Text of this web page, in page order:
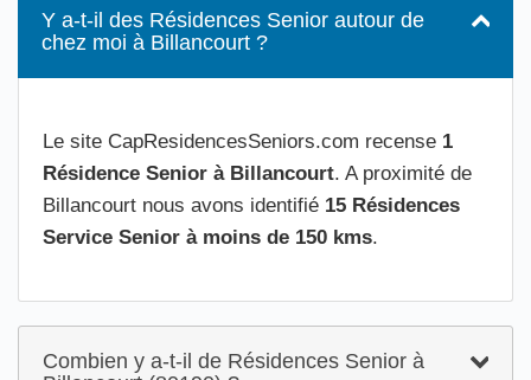
Y a-t-il des Résidences Senior autour de
chez moi à Billancourt ?
Le site CapResidencesSeniors.com recense 1
Résidence Senior à Billancourt. A proximité de
Billancourt nous avons identifié 15 Résidences
Service Senior à moins de 150 kms.
Combien y a-t-il de Résidences Senior à